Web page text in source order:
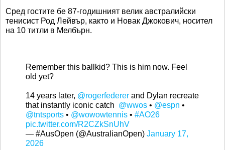
Сред гостите бе 87-годишният велик австралийски
тенисист Род Лейвър, както и Новак Джокович, носител
на 10 титли в Мелбърн.
Remember this ballkid? This is him now. Feel
old yet?
14 years later, @rogerfederer and Dylan recreate
that instantly iconic catch @wwos • @espn •
@tntsports • @wowowtennis • #AO26
pic.twitter.com/R2CZkSnUhV
— #AusOpen (@AustralianOpen) January 17,
2026